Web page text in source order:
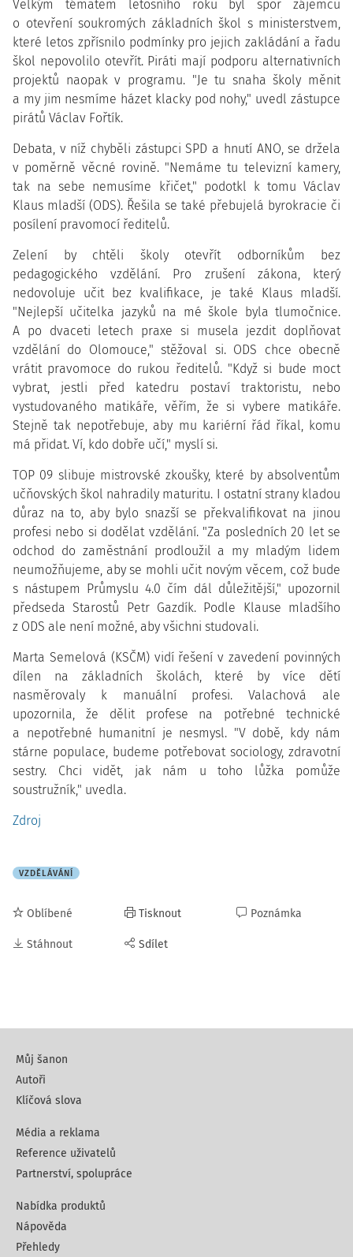
Velkým tématem letošního roku byl spor zájemců
o otevření soukromých základních škol s ministerstvem,
které letos zpřísnilo podmínky pro jejich zakládání a řadu
škol nepovolilo otevřít. Piráti mají podporu alternativních
projektů naopak v programu. "Je tu snaha školy měnit
a my jim nesmíme házet klacky pod nohy," uvedl zástupce
pirátů Václav Fořtík.
Debata, v níž chyběli zástupci SPD a hnutí ANO, se držela
v poměrně věcné rovině. "Nemáme tu televizní kamery,
tak na sebe nemusíme křičet," podotkl k tomu Václav
Klaus mladší (ODS). Řešila se také přebujelá byrokracie či
posílení pravomocí ředitelů.
Zelení by chtěli školy otevřít odborníkům bez
pedagogického vzdělání. Pro zrušení zákona, který
nedovoluje učit bez kvalifikace, je také Klaus mladší.
"Nejlepší učitelka jazyků na mé škole byla tlumočnice.
A po dvaceti letech praxe si musela jezdit doplňovat
vzdělání do Olomouce," stěžoval si. ODS chce obecně
vrátit pravomoce do rukou ředitelů. "Když si bude moct
vybrat, jestli před katedru postaví traktoristu, nebo
vystudovaného matikáře, věřím, že si vybere matikáře.
Stejně tak nepotřebuje, aby mu kariérní řád říkal, komu
má přidat. Ví, kdo dobře učí," myslí si.
TOP 09 slibuje mistrovské zkoušky, které by absolventům
učňovských škol nahradily maturitu. I ostatní strany kladou
důraz na to, aby bylo snazší se překvalifikovat na jinou
profesi nebo si dodělat vzdělání. "Za posledních 20 let se
odchod do zaměstnání prodloužil a my mladým lidem
neumožňujeme, aby se mohli učit novým věcem, což bude
s nástupem Průmyslu 4.0 čím dál důležitější," upozornil
předseda Starostů Petr Gazdík. Podle Klause mladšího
z ODS ale není možné, aby všichni studovali.
Marta Semelová (KSČM) vidí řešení v zavedení povinných
dílen na základních školách, které by více dětí
nasměrovaly k manuální profesi. Valachová ale
upozornila, že dělit profese na potřebné technické
a nepotřebné humanitní je nesmysl. "V době, kdy nám
stárne populace, budeme potřebovat sociology, zdravotní
sestry. Chci vidět, jak nám u toho lůžka pomůže
soustružník," uvedla.
Zdroj
VZDĚLÁVÁNÍ
Oblíbené
Stáhnout
Tisknout
Sdílet
Poznámka
Můj šanon
Autoři
Klíčová slova
Média a reklama
Reference uživatelů
Partnerství, spolupráce
Nabídka produktů
Nápověda
Přehledy